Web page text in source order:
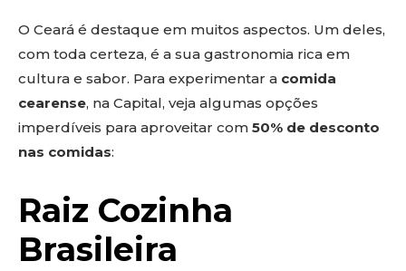
O Ceará é destaque em muitos aspectos. Um deles,
com toda certeza, é a sua gastronomia rica em
cultura e sabor. Para experimentar a comida
cearense, na Capital, veja algumas opções
imperdíveis para aproveitar com 50% de desconto
nas comidas:
Raiz Cozinha
Brasileira